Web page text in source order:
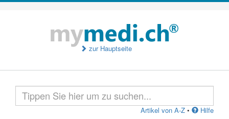
zur Hauptseite
Artikel von A-Z • Hilfe